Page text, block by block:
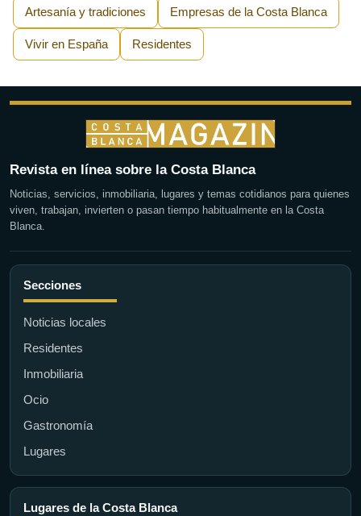
Artesanía y tradiciones Empresas de la Costa Blanca
Vivir en España Residentes
Revista en línea sobre la Costa Blanca
Noticias, servicios, inmobiliaria, lugares y temas cotidianos para quienes
viven, trabajan, invierten o pasan tiempo habitualmente en la Costa
Blanca.
Secciones
Noticias locales
Residentes
Inmobiliaria
Ocio
Gastronomía
Lugares
Lugares de la Costa Blanca